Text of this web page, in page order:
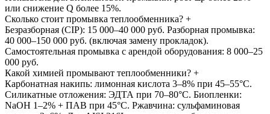
или снижение Q более 15%.
Сколько стоит промывка теплообменника? +
Безразборная (CIP): 15 000–40 000 руб. Разборная промывка:
40 000–150 000 руб. (включая замену прокладок).
Самостоятельная промывка с арендой оборудования: 8 000–25
000 руб.
Какой химией промывают теплообменники? +
Карбонатная накипь: лимонная кислота 3–8% при 45–55°C.
Силикатные отложения: ЭДТА при 70–80°C. Биопленки:
NaOH 1–2% + ПАВ при 45°C. Ржавчина: сульфаминовая